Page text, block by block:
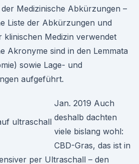
Medizinische Abkürzungen –
Liste der Abkürzungen und
klinischen Medizin verwendet
Akronyme sind in den Lemmata
sowie Lage- und
aufgeführt.
Jan. 2019 Auch
deshalb dachten
viele bislang wohl:
CBD-Gras, das ist in
per Ultraschall – den